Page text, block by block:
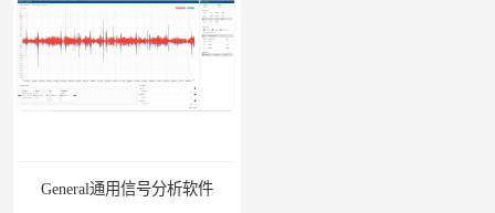
General通用信号分析软件